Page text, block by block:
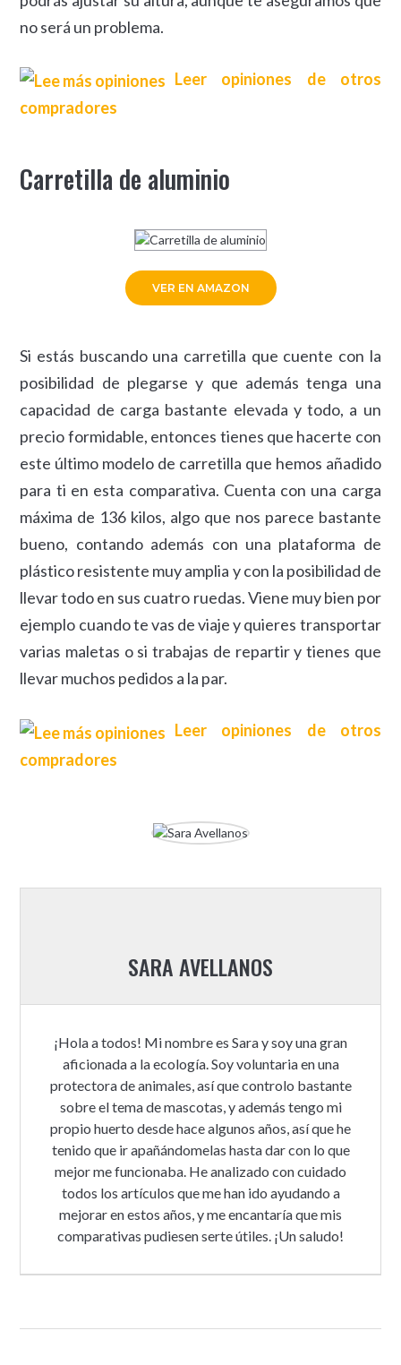
no será un problema.
Leer opiniones de otros
compradores
Carretilla de aluminio
VER EN AMAZON
Si estás buscando una carretilla que cuente con la
posibilidad de plegarse y que además tenga una
capacidad de carga bastante elevada y todo, a un
precio formidable, entonces tienes que hacerte con
este último modelo de carretilla que hemos añadido
para ti en esta comparativa. Cuenta con una carga
máxima de 136 kilos, algo que nos parece bastante
bueno, contando además con una plataforma de
plástico resistente muy amplia y con la posibilidad de
llevar todo en sus cuatro ruedas. Viene muy bien por
ejemplo cuando te vas de viaje y quieres transportar
varias maletas o si trabajas de repartir y tienes que
llevar muchos pedidos a la par.
Leer opiniones de otros
compradores
SARA AVELLANOS
¡Hola a todos! Mi nombre es Sara y soy una gran
aficionada a la ecología. Soy voluntaria en una
protectora de animales, así que controlo bastante
sobre el tema de mascotas, y además tengo mi
propio huerto desde hace algunos años, así que he
tenido que ir apañándomelas hasta dar con lo que
mejor me funcionaba. He analizado con cuidado
todos los artículos que me han ido ayudando a
mejorar en estos años, y me encantaría que mis
comparativas pudiesen serte útiles. ¡Un saludo!